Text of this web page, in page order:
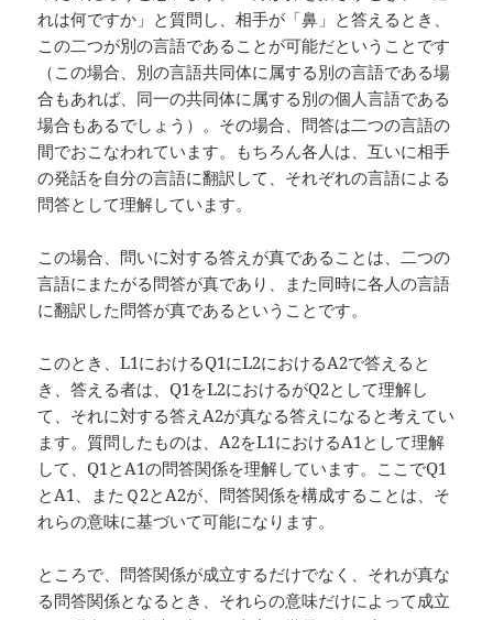
れは何ですか」と質問し、相手が「鼻」と答えるとき、
この二つが別の言語であることが可能だということです
（この場合、別の言語共同体に属する別の言語である場
合もあれば、同一の共同体に属する別の個人言語である
場合もあるでしょう）。その場合、問答は二つの言語の
間でおこなわれています。もちろん各人は、互いに相手
の発話を自分の言語に翻訳して、それぞれの言語による
問答として理解しています。
この場合、問いに対する答えが真であることは、二つの
言語にまたがる問答が真であり、また同時に各人の言語
に翻訳した問答が真であるということです。
このとき、L1におけるQ1にL2におけるA2で答えると
き、答える者は、Q1をL2におけるがQ2として理解し
て、それに対する答えA2が真なる答えになると考えてい
ます。質問したものは、A2をL1におけるA1として理解
して、Q1とA1の問答関係を理解しています。ここでQ1
とA1、またＱ2とA2が、問答関係を構成することは、そ
れらの意味に基づいて可能になります。
ところで、問答関係が成立するだけでなく、それが真な
る問答関係となるとき、それらの意味だけによって成立